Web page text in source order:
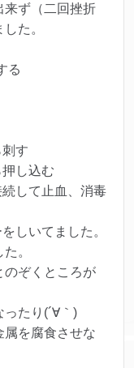
来ず（二回挫折
た。
る
す
し込む
して止血、消毒
しいてました。
。
のぞくところが
たり(´∀｀)
属を腐食させな